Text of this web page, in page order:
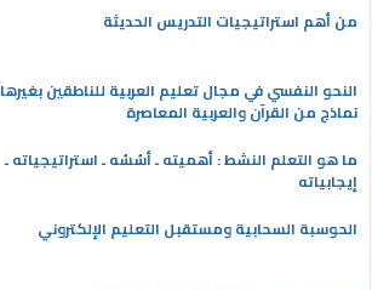
من أهم استراتيجيات التدريس الحديثة
النحو النفسي في مجال تعليم العربية للناطقين بغيرها
نماذج من القرآن والعربية المعاصرة
ما هو التعلم النشط : أهميته ـ أسُسُه ـ استراتيجياته ـ
إيجابياته
الحوسبة السحابية ومستقبل التعليم الإلكتروني